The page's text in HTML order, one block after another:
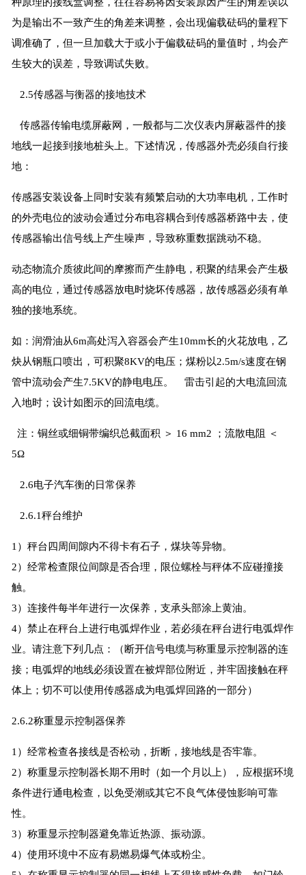
为是输出不一致产生的角差来调整，会出现偏载砝码的量程下
调准确了，但一旦加载大于或小于偏载砝码的量值时，均会产
生较大的误差，导致调试失败。
2.5传感器与衡器的接地技术
传感器传输电缆屏蔽网，一般都与二次仪表内屏蔽器件的接
地线一起接到接地桩头上。下述情况，传感器外壳必须自行接
地：
传感器安装设备上同时安装有频繁启动的大功率电机，工作时
的外壳电位的波动会通过分布电容耦合到传感器桥路中去，使
传感器输出信号线上产生噪声，导致称重数据跳动不稳。
动态物流介质彼此间的摩擦而产生静电，积聚的结果会产生极
高的电位，通过传感器放电时烧坏传感器，故传感器必须有单
独的接地系统。
如：润滑油从6m高处泻入容器会产生10mm长的火花放电，乙
炔从钢瓶口喷出，可积聚8KV的电压；煤粉以2.5m/s速度在钢
管中流动会产生7.5KV的静电电压。 雷击引起的大电流回流
入地时；设计如图示的回流电缆。
注：铜丝或细铜带编织总截面积 ＞ 16 mm2 ；流散电阻 ＜
5Ω
2.6电子汽车衡的日常保养
2.6.1秤台维护
1）秤台四周间隙内不得卡有石子，煤块等异物。
2）经常检查限位间隙是否合理，限位螺栓与秤体不应碰撞接
触。
3）连接件每半年进行一次保养，支承头部涂上黄油。
4）禁止在秤台上进行电弧焊作业，若必须在秤台进行电弧焊作
业。请注意下列几点：（断开信号电缆与称重显示控制器的连
接；电弧焊的地线必须设置在被焊部位附近，并牢固接触在秤
体上；切不可以使用传感器成为电弧焊回路的一部分）
2.6.2称重显示控制器保养
1）经常检查各接线是否松动，折断，接地线是否牢靠。
2）称重显示控制器长期不用时（如一个月以上），应根据环境
条件进行通电检查，以免受潮或其它不良气体侵蚀影响可靠
性。
3）称重显示控制器避免靠近热源、振动源。
4）使用环境中不应有易燃易爆气体或粉尘。